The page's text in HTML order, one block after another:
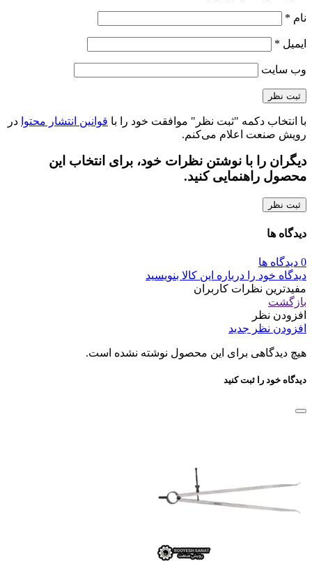
نام *
ایمیل *
وب‌ سایت
با انتخاب دکمه "ثبت نظر" موافقت خود را با قوانین انتشار محتوا در
رویش صنعت اعلام می‌کنم.
دیگران را با نوشتن نظرات خود، برای انتخاب این
محصول راهنمایی کنید.
ثبت نظر
دیدگاه ها
0 دیدگاه ها
دیدگاه خود را درباره این کالا بنویسید
مفیدترین نظرات کاربران
بازگشت
افزودن نظر
افزودن نظر جدید
هیچ دیدگاهی برای این محصول نوشته نشده است.
دیدگاه خود را ثبت کنید